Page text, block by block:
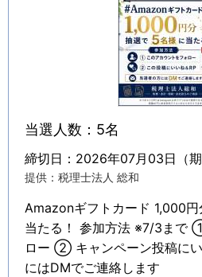
当選人数：5名
締切日：2026年07月03日（期
提供：税理士法人 総和
Amazonギフトカード 1,000
当たる！ 参加方法 ※7/3まで
ロー ② キャンペーン投稿に
にはDMでご連絡します